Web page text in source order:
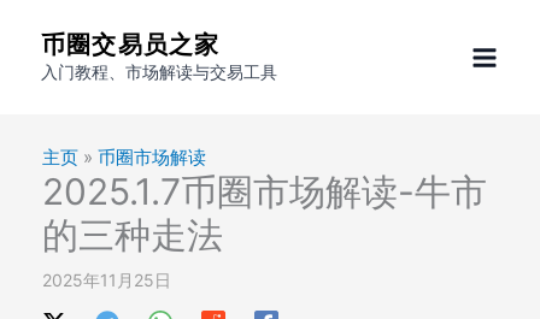
币圈交易员之家
入门教程、市场解读与交易工具
主页 » 币圈市场解读
2025.1.7币圈市场解读-牛市
的三种走法
2025年11月25日